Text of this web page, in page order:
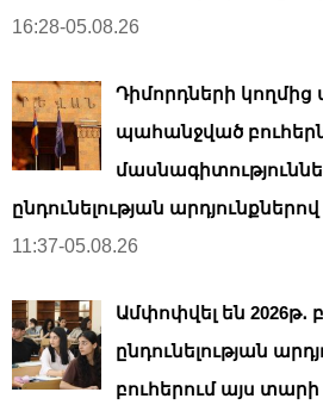
16:28-05.08.26
Դիմորդների կողմից
պահանջված
ընդունելության արդյունքներով
11:37-05.08.26
Ամփոփվել են 2026թ․
ընդունելության
բուհերում այս տարի